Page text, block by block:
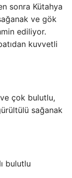
sonra Kütahya
ve gök
ediliyor.
kuvvetli
çok bulutlu,
sağanak
bulutlu